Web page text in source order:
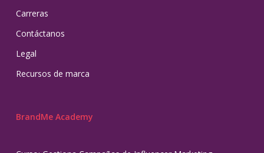
Carreras
Contáctanos
Legal
Recursos de marca
BrandMe Academy